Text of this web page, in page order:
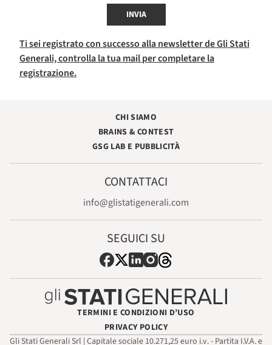
INVIA
Ti sei registrato con successo alla newsletter de Gli Stati
Generali, controlla la tua mail per completare la
registrazione.
CHI SIAMO
BRAINS & CONTEST
GSG LAB E PUBBLICITÀ
CONTATTACI
info@glistatigenerali.com
SEGUICI SU
TERMINI E CONDIZIONI D’USO
PRIVACY POLICY
Gli Stati Generali Srl | Capitale sociale 10.271,25 euro i.v. - Partita I.V.A. e